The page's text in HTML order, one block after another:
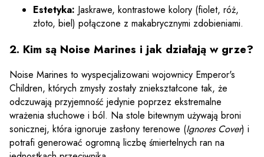
Estetyka: Jaskrawe, kontrastowe kolory (fiolet, róż,
złoto, biel) połączone z makabrycznymi zdobieniami.
2. Kim są Noise Marines i jak działają w grze?
Noise Marines to wyspecjalizowani wojownicy Emperor's
Children, których zmysły zostały zniekształcone tak, że
odczuwają przyjemność jedynie poprzez ekstremalne
wrażenia słuchowe i ból. Na stole bitewnym używają broni
sonicznej, która ignoruje zasłony terenowe (Ignores Cover) i
potrafi generować ogromną liczbę śmiertelnych ran na